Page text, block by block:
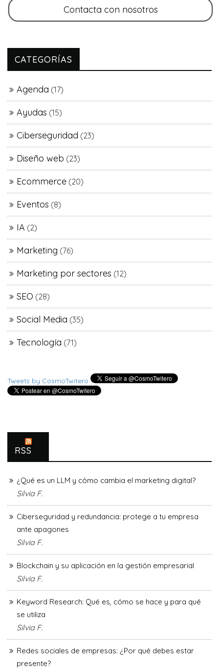
CATEGORÍAS
Agenda (17)
Ayudas (15)
Ciberseguridad (23)
Diseño web (23)
Ecommerce (20)
Eventos (8)
IA (2)
Marketing (76)
Marketing por sectores (12)
SEO (28)
Social Media (35)
Tecnología (71)
Tweets by CosmoTwitero
RSS
¿Qué es un LLM y cómo cambia el marketing digital?
Silvia F.
Ciberseguridad y redundancia: protege a tu empresa
ante apagones
Silvia F.
Blockchain y su aplicación en la gestión empresarial
Silvia F.
Keyword Research: Qué es, cómo se hace y para qué
se utiliza
Silvia F.
Redes sociales de empresas: ¿Por qué debes estar
presente?